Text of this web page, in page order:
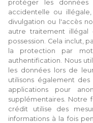
protéger les données
accidentelle ou
divulgation ou l'accès
autre traitement illégal
possession. Cela inclut,
la protection par
authentification. Nous
les données lors de
utilisons également
applications pour
supplémentaires. Notre
crédit utilise des
informations à la fois